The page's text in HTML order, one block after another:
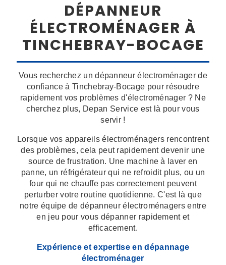
DÉPANNEUR
ÉLECTROMÉNAGER À
TINCHEBRAY-BOCAGE
Vous recherchez un dépanneur électroménager de
confiance à Tinchebray-Bocage pour résoudre
rapidement vos problèmes d'électroménager ? Ne
cherchez plus, Depan Service est là pour vous
servir !
Lorsque vos appareils électroménagers rencontrent
des problèmes, cela peut rapidement devenir une
source de frustration. Une machine à laver en
panne, un réfrigérateur qui ne refroidit plus, ou un
four qui ne chauffe pas correctement peuvent
perturber votre routine quotidienne. C'est là que
notre équipe de dépanneur électroménagers entre
en jeu pour vous dépanner rapidement et
efficacement.
Expérience et expertise en dépannage
électroménager